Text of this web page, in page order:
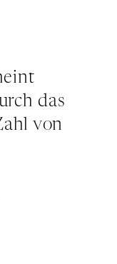
das
von